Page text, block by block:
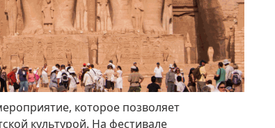
которое позволяет
культурой. На фестивале